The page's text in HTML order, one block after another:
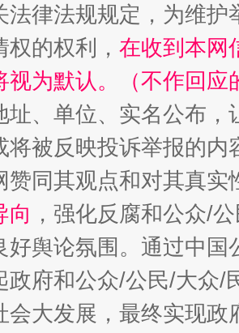
游的“隐身衣” 如何以
建安的艺术幻境
法律法规规定，为维
的权利， 在收到本网
视为默认。（不作回应
址、单位、实名公布
将被反映投诉举报的
赞同其观点和对其真实
向 ，强化反腐和公众/
好舆论氛围。通过中
政府和公众/公民/大众/
会大发展，最终实现